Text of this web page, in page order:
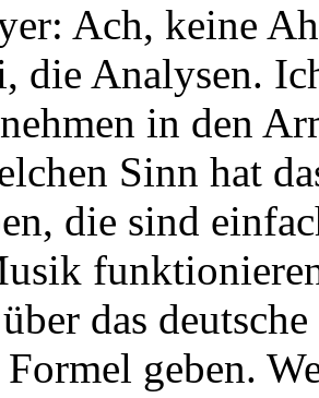
Ach, keine
die Analysen.
in den
Sinn hat
die sind
das
geben.